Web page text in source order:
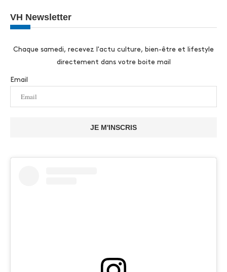
VH Newsletter
Chaque samedi, recevez l'actu culture, bien-être et lifestyle
directement dans votre boite mail
Email
JE M'INSCRIS